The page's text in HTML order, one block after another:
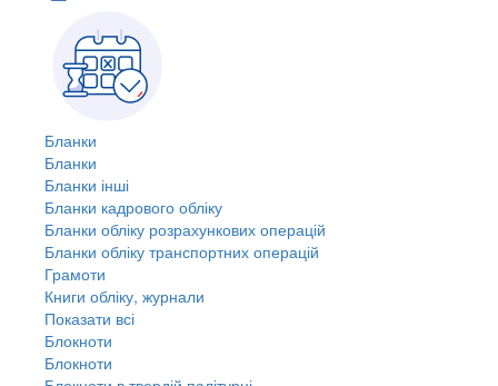
Бланки
Бланки
Бланки інші
Бланки кадрового обліку
Бланки обліку розрахункових операцій
Бланки обліку транспортних операцій
Грамоти
Книги обліку, журнали
Показати всі
Блокноти
Блокноти